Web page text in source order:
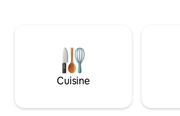
produits biologiques. The Hidden Haven
offre une expérience de séjour à la
ferme romantique avec l'espace pour se
reconnecter, se détendre et se reposer
nature.
Cuisine